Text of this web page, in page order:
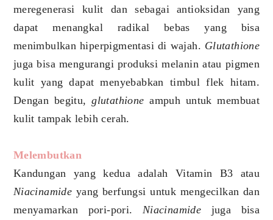
meregenerasi kulit dan sebagai antioksidan yang
dapat menangkal radikal bebas yang bisa
menimbulkan hiperpigmentasi di wajah. Glutathione
juga bisa mengurangi produksi melanin atau pigmen
kulit yang dapat menyebabkan timbul flek hitam.
Dengan begitu,glutathione ampuh untuk membuat
kulit tampak lebih cerah.
Melembutkan
Kandungan yang kedua adalah Vitamin B3 atau
Niacinamide yang berfungsi untuk mengecilkan dan
menyamarkan pori-pori. Niacinamide juga bisa